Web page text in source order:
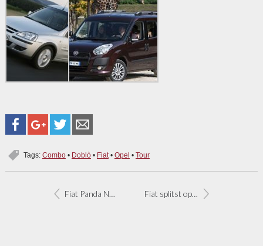
Tags: Combo• Doblò• Fiat• Opel • Tour
Fiat Panda Natural Power vernieuwd Fiat splitst op in twee groepen